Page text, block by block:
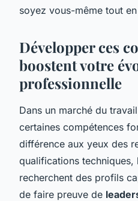
soyez vous-même tout
Développer ces
boostent votre
professionnelle
Dans un marché du
certaines compétences
différence aux yeux des
qualifications techniques,
recherchent des profils
de faire preuve de